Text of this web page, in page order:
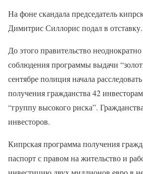
На фоне скандала председатель
Димитрис Силлорис подал в отставку.
До этого правительство
соблюдения программы выдачи
сентябре полиция начала
получения гражданства 42
“группу высокого риска”.
инвесторов.
Кипрская программа получения
паспорт с правом на жительство и